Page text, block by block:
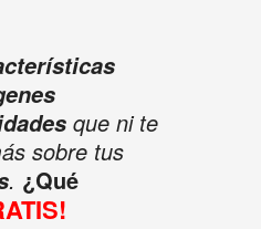
que ni te
sobre tus
. ¿Qué